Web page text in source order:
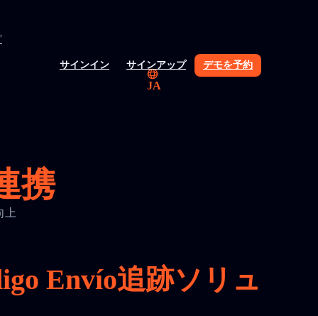
サインイン サインアップ デモを予約
JA
携
上
Envío追跡ソリュ